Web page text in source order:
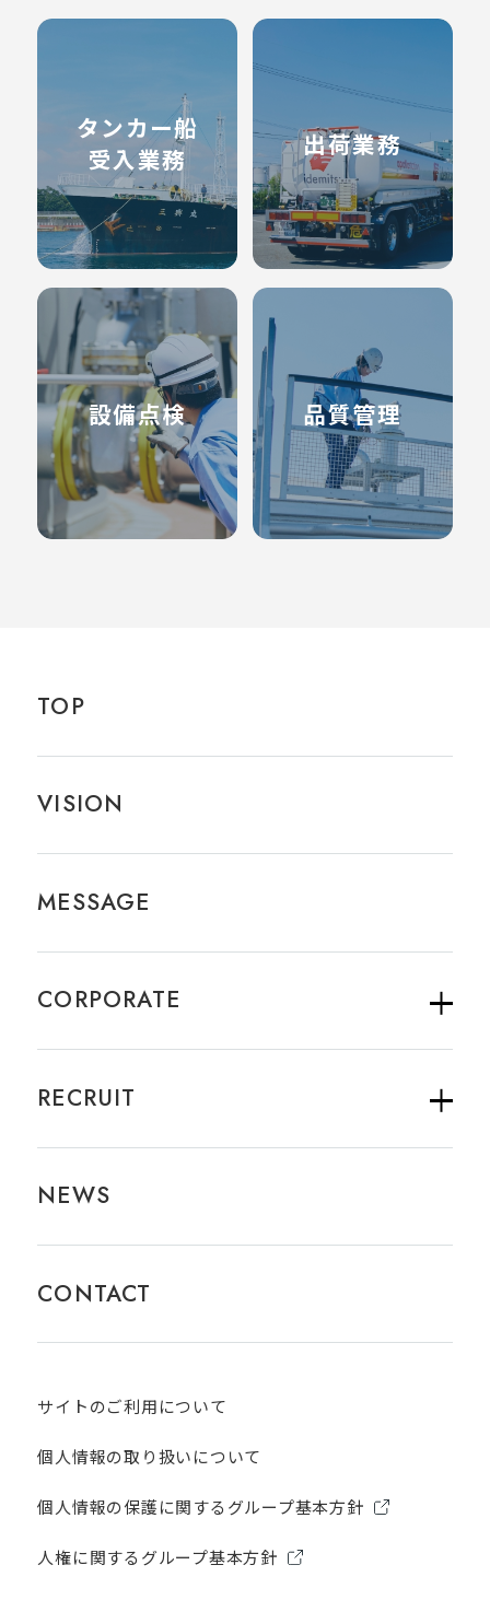
タンカー船
受入業務
出荷業務
設備点検 品質管理
TOP
VISION
MESSAGE
CORPORATE
RECRUIT
NEWS
CONTACT
サイトのご利用について​
個人情報の取り扱いについて
個人情報の保護に関するグループ基本方針
人権に関するグループ基本方針